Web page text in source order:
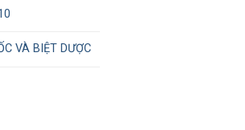
VÀ BIỆT DƯỢC